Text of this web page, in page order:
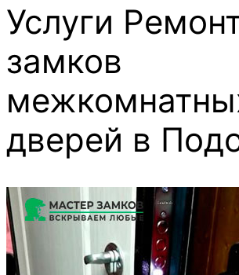
Услуги
замков
дверей в